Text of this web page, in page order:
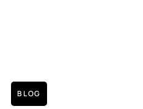
BLOG